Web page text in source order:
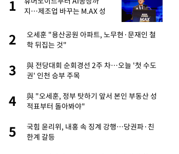
1
지…제조업 바꾸는 M.AX 성
2
오세훈 "용산공원 아파트, 노무현·문재인 철
학 뒤집는 것"
3
與 전당대회 순회경선 2주 차…오늘 '첫 수도
권' 인천 승부 주목
4
與 "오세훈, 정부 탓하기 앞서 본인 부동산 성
적표부터 돌아봐야"
5
국힘 윤리위, 내홍 속 징계 강행…당권파·친
한계 갈등